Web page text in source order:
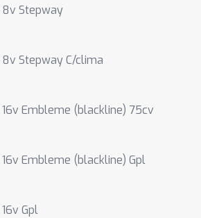
8v Stepway
8v Stepway C/clima
16v Embleme (blackline) 75cv
16v Embleme (blackline) Gpl
Gpl